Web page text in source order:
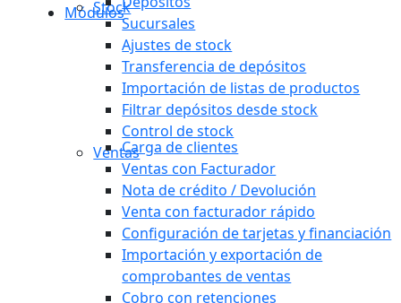
Módulos
Stock
Sucursales
Ajustes de stock
Transferencia de depósitos
Importación de listas de productos
Filtrar depósitos desde stock
Control de stock
VentasCarga de clientes
Ventas con Facturador
Nota de crédito / Devolución
Venta con facturador rápido
Configuración de tarjetas y financiación
Importación y exportación de
comprobantes de ventas
Cobro con retenciones